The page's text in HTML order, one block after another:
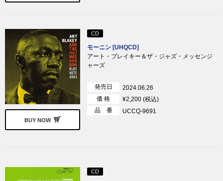
BUY NOW
CD
モーニン [UHQCD]
アート・ブレイキー＆ザ・ジャズ・メッセンジ
ャーズ
発売日
2024.06.26
価 格
¥2,200 (税込)
品 番
UCCQ-9691
CD